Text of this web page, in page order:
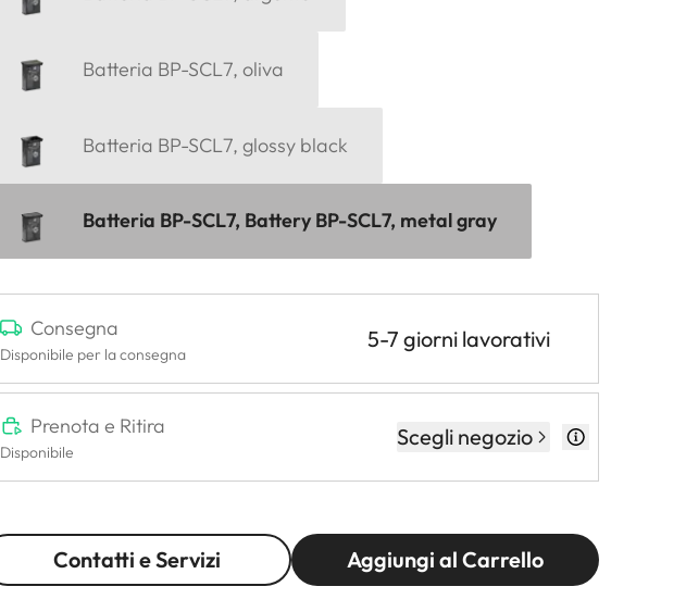
Batteria BP-SCL7, oliva
Batteria BP-SCL7, glossy black
Batteria BP-SCL7, Battery BP-SCL7, metal gray
Consegna
Disponibile per la consegna
5-7 giorni lavorativi
Prenota e Ritira
Disponibile
Scegli negozio
Contatti e Servizi Aggiungi al Carrello